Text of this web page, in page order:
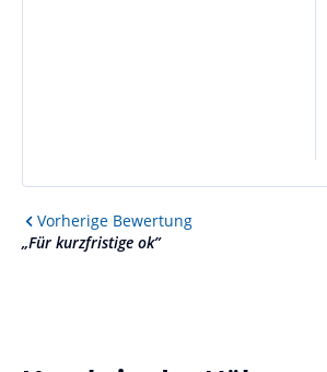
Vorherige Bewertung
„Für kurzfristige ok”